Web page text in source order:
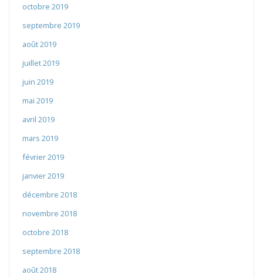
octobre 2019
septembre 2019
août 2019
juillet 2019
juin 2019
mai 2019
avril 2019
mars 2019
février 2019
janvier 2019
décembre 2018
novembre 2018
octobre 2018
septembre 2018
août 2018